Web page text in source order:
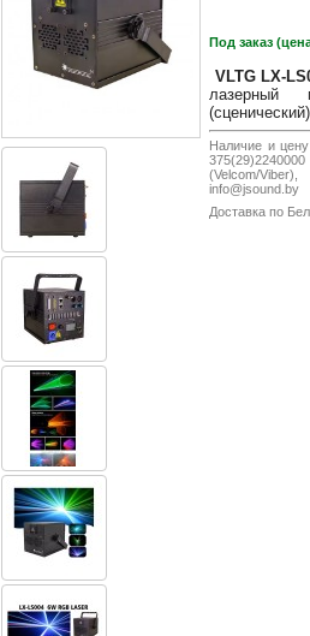
Под заказ
VLTG LX-
лазерный
Наличие и
(Velcom/
info@jsound.by
Доставка по